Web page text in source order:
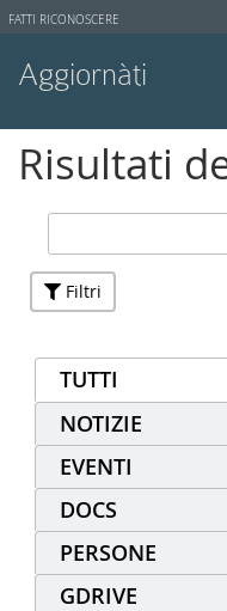
Strumenti
FATTI RICONOSCERE
Aggiornàti
Ricerca avanzata…
Risultati
Filtri
TUTTI
NOTIZIE
EVENTI
DOCS
PERSONE
GDRIVE